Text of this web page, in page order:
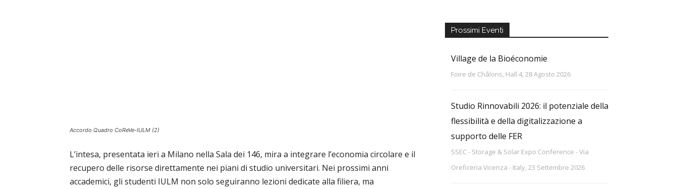
Accordo Quadro CoReVe-IULM (2)
L’intesa, presentata ieri a Milano nella Sala dei 146, mira a integrare l’economia circolare e il
recupero delle risorse direttamente nei piani di studio universitari. Nei prossimi anni
accademici, gli studenti IULM non solo seguiranno lezioni dedicate alla filiera, ma
Prossimi Eventi
Village de la Bioéconomie
Foire de Châlons, Hall 4, 28 Agosto 2026
Studio Rinnovabili 2026: il potenziale della
flessibilità e della digitalizzazione a
supporto delle FER
SSEC - Storage & Solar Expo Conference - Via
Oreficeria Vicenza - Italy, 23 Settembre 2026